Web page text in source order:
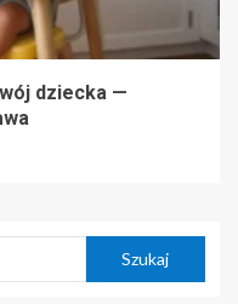
dziecka —